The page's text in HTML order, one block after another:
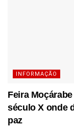
INFORMAÇÃO
Feira
século X onde
paz